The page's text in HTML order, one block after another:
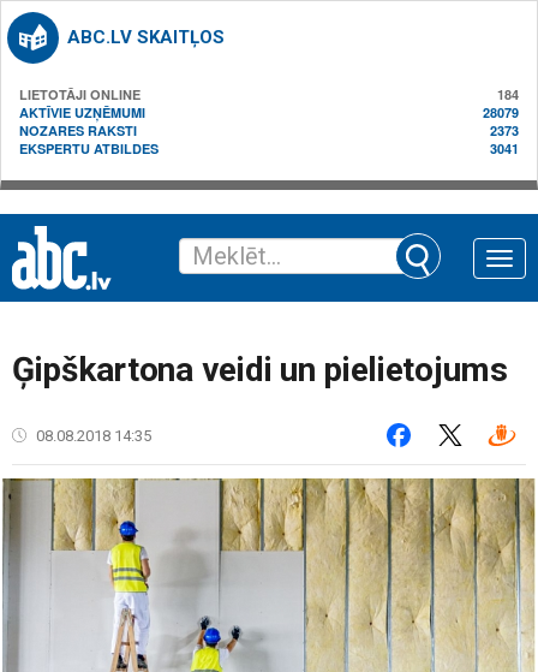
ABC.LV SKAITĻOS
LIETOTĀJI ONLINE
184
AKTĪVIE UZŅĒMUMI
28079
NOZARES RAKSTI
2373
EKSPERTU ATBILDES
3041
Toggle
Ģipškartona veidi un pielietojums
08.08.2018 14:35